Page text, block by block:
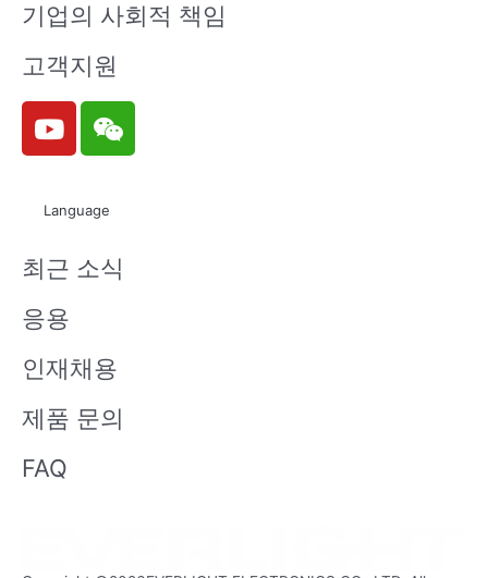
기업의 사회적 책임
고객지원
Y
o
u
e
W
e
i
n
Language
최근 소식
응용
인재채용
제품 문의
FAQ